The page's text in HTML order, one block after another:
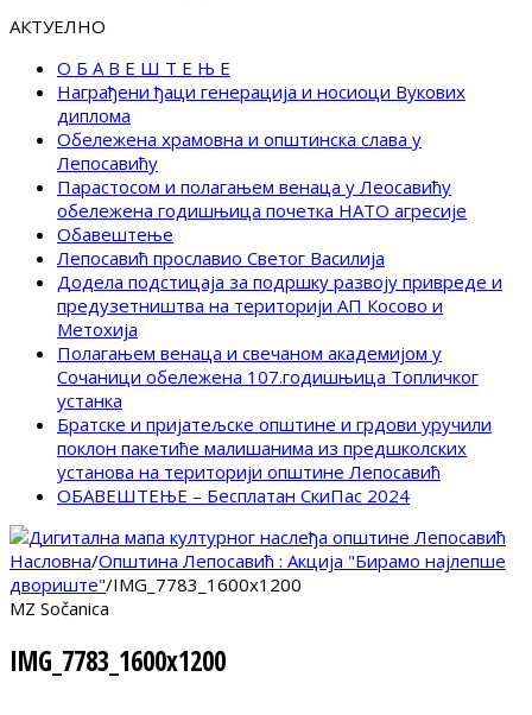
АКТУЕЛНО
О Б А В Е Ш Т Е Њ Е
Награђени ђаци генерација и носиоци Вукових
диплома
Обележена храмовна и општинска слава у
Лепосавићу
Парастосом и полагањем венаца у Леосавићу
обележена годишњица почетка НАТО агресије
Обавештење
Лепосавић прославио Светог Василија
Додела подстицаја за подршку развоју привреде и
предузетништва на територији АП Косово и
Метохија
Полагањем венаца и свечаном академијом у
Сочаници обележена 107.годишњица Топличког
устанка
Братске и пријатељске општине и грдови уручили
поклон пакетиће малишанима из предшколских
установа на територији општине Лепосавић
ОБАВЕШТЕЊЕ – Бесплатан СкиПас 2024
Насловна/Општина Лепосавић : Акција "Бирамо најлепше
двориште"/IMG_7783_1600x1200
MZ Sočanica
IMG_7783_1600x1200